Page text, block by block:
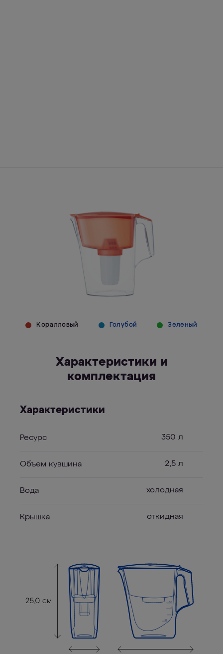
Коралловый Голубой Зеленый
Характеристики и
комплектация
Характеристики
Ресурс 350 л
Объем кувшина 2,5 л
Вода холодная
Крышка откидная